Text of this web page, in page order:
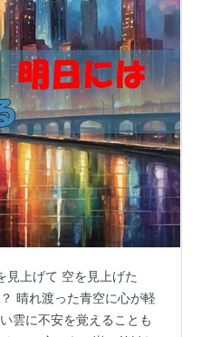
見上げて 空を見上げた
晴れ渡った青空に心が軽
雲に不安を覚えることも